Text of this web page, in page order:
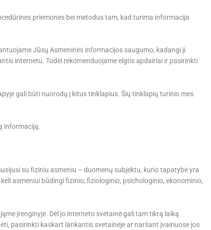
priemones bei metodus tam, kad turima informacija
Jūsų Asmeninės informacijos saugumo, kadangi ji
internetu. Todėl rekomenduojame elgtis apdairiai ir pasirinkti
gali būti nuorodų į kitus tinklapius. Šių tinklapių turinio mes
informaciją.
su fiziniu asmeniu – duomenų subjektu, kurio tapatybė yra
asmeniui būdingi fizinio, fiziologinio, psichologinio, ekonominio,
įrenginyje. Dėl jo interneto svetainė gali tam tikrą laiką
pasirinkti kaskart lankantis svetainėje ar naršant įvairiuose jos